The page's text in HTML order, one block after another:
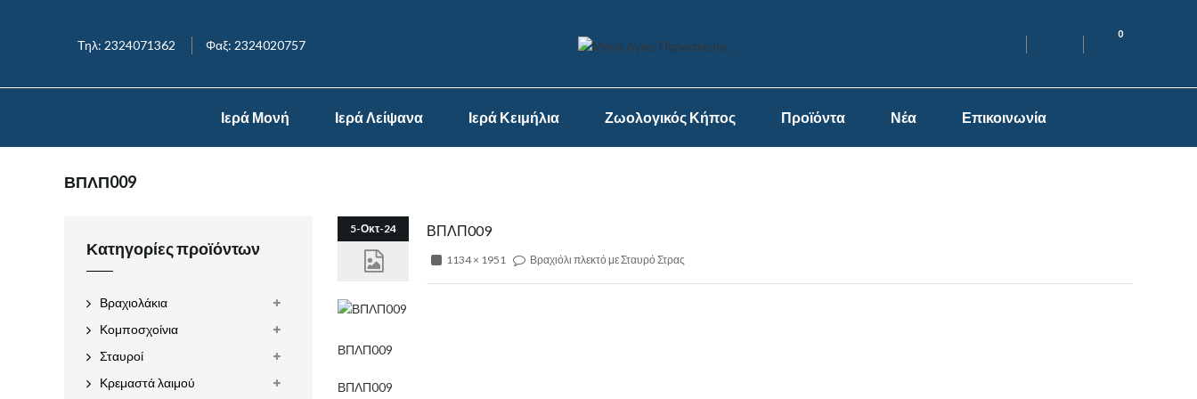
Τηλ: 2324071362 Φαξ: 2324020757
0
Ιερά Μονή Ιερά Λείψανα Ιερά Κειμήλια Ζωολογικός Κήπος Προϊόντα Νέα Επικοινωνία
ΒΠΛΠ009
5-Οκτ-24 ΒΠΛΠ009
1134 × 1951 Βραχιόλι πλεκτό με Σταυρό Στρας
ΒΠΛΠ009
ΒΠΛΠ009
Κατηγορίες προϊόντων
Βραχιολάκια
Κομποσχοίνια
Σταυροί
Κρεμαστά λαιμού